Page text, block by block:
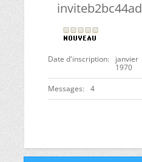
inviteb2bc44ad
Date d'inscription
janvier
1970
Messages 4